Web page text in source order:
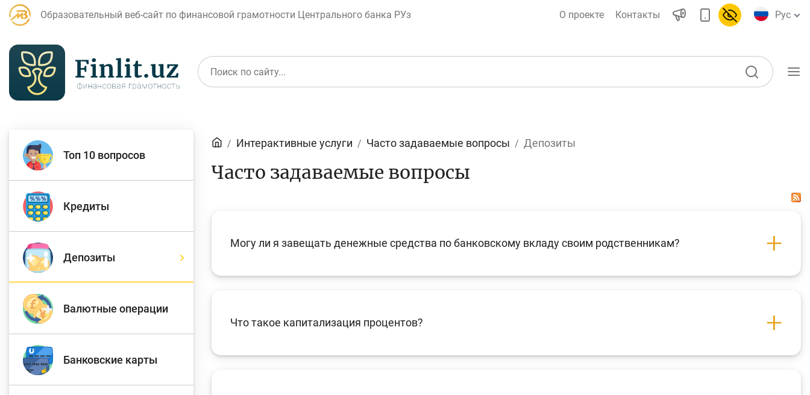
Образовательный веб-сайт по финансовой грамотности Центрального банка РУз О проекте Контакты Рус
агентов
Деньги Депозит (вклады)
Бюджет Платежи и переводы
Финансовый рынок
элементы
Часто задаваемые вопросы
Анкетирование
О проекте
Топ 10 вопросов
Кредиты
Депозиты
Валютные операции
Банковские карты
Интерактивные услуги Часто задаваемые вопросы Депозиты
Часто задаваемые вопросы
Могу ли я завещать денежные средства по банковскому вкладу своим родственникам?
Что такое капитализация процентов?